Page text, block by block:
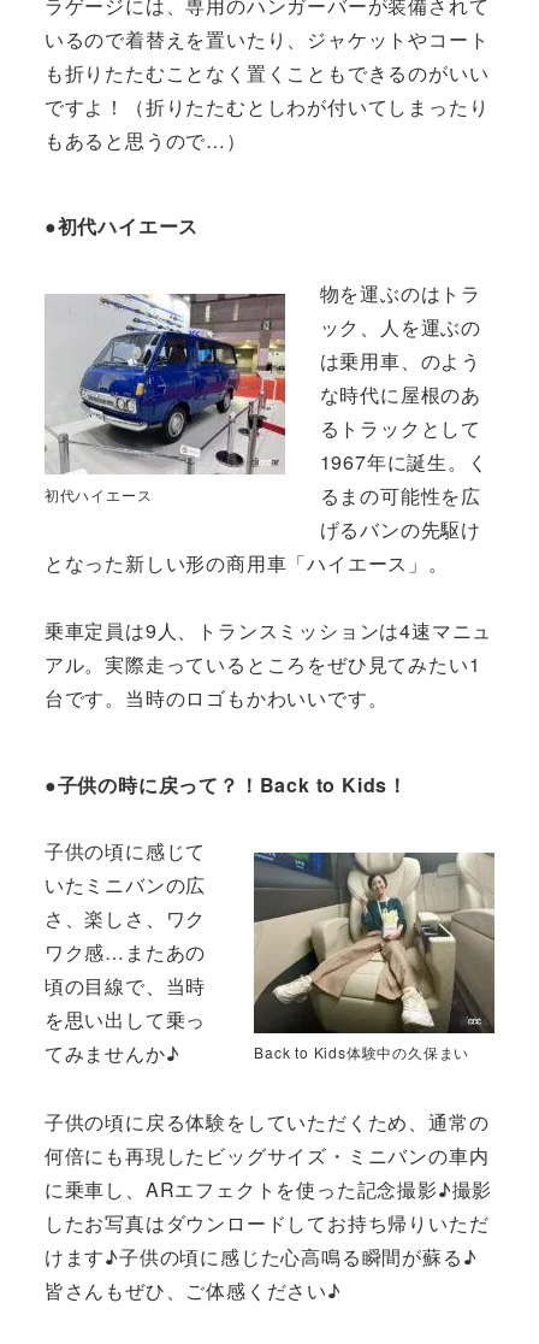
いるので着替えを置いたり、ジャケットやコート
も折りたたむことなく置くこともできるのがいい
ですよ！（折りたたむとしわが付いてしまったり
もあると思うので…）
●初代ハイエース
初代ハイエース
物を運ぶのはトラ
ック、人を運ぶの
は乗用車、のよう
な時代に屋根のあ
るトラックとして
1967年に誕生。く
るまの可能性を広
げるバンの先駆け
となった新しい形の商用車「ハイエース」。
乗車定員は9人、トランスミッションは4速マニュ
アル。実際走っているところをぜひ見てみたい1
台です。当時のロゴもかわいいです。
●子供の時に戻って？！Back to Kids！
Back to Kids体験中の久保まい
子供の頃に感じて
いたミニバンの広
さ、楽しさ、ワク
ワク感…またあの
頃の目線で、当時
を思い出して乗っ
てみませんか♪
子供の頃に戻る体験をしていただくため、通常の
何倍にも再現したビッグサイズ・ミニバンの車内
に乗車し、ARエフェクトを使った記念撮影♪撮影
したお写真はダウンロードしてお持ち帰りいただ
けます♪子供の頃に感じた心高鳴る瞬間が蘇る♪
皆さんもぜひ、ご体感ください♪